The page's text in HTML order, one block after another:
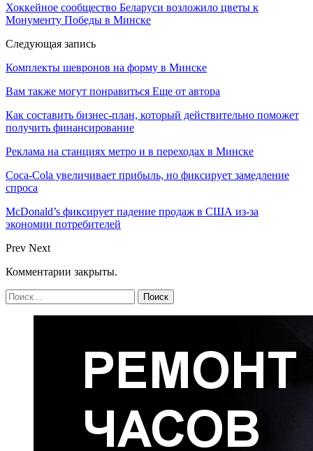
Хоккейное сообщество Беларуси возложило цветы к
Монументу Победы в Минске
Следующая запись
Комплекты шевронов на форму в Минске
Вам также могут понравиться Еще от автора
Как составить бизнес-план, который действительно поможет
получить финансирование
Реклама на станциях метро и в переходах в Минске
Coca-Cola увеличивает прибыль, но фиксирует замедление
спроса
McDonald’s фиксирует падение продаж в США из-за
экономии потребителей
Prev Next
Комментарии закрыты.